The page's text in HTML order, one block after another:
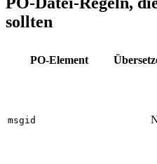
sollten
PO-Element
msgid